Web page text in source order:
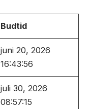
Budtid
juni 20, 2026
16:43:56
juli 30, 2026
08:57:15